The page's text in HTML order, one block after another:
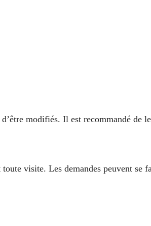
modifiés. Il est recommandé de
toute visite. Les demandes peuvent se